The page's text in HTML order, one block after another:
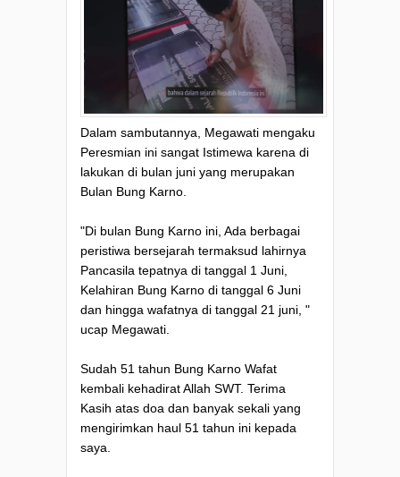
Dalam sambutannya, Megawati mengaku
Peresmian ini sangat Istimewa karena di
lakukan di bulan juni yang merupakan
Bulan Bung Karno.
"Di bulan Bung Karno ini, Ada berbagai
peristiwa bersejarah termaksud lahirnya
Pancasila tepatnya di tanggal 1 Juni,
Kelahiran Bung Karno di tanggal 6 Juni
dan hingga wafatnya di tanggal 21 juni, "
ucap Megawati.
Sudah 51 tahun Bung Karno Wafat
kembali kehadirat Allah SWT. Terima
Kasih atas doa dan banyak sekali yang
mengirimkan haul 51 tahun ini kepada
saya.